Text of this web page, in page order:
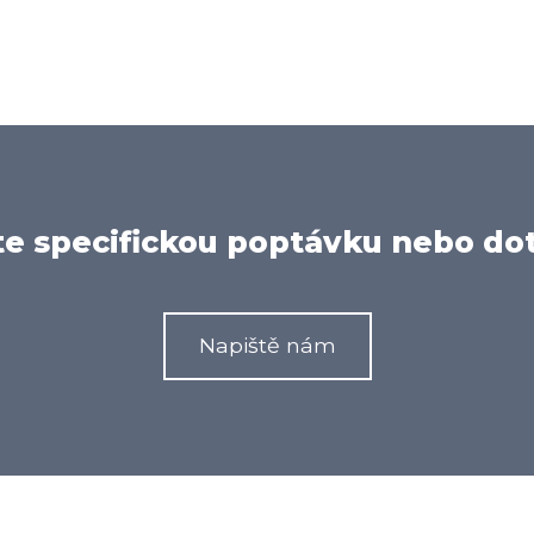
specifickou poptávku nebo
Napiště nám